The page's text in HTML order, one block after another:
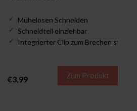
Mühelosen Schneiden
Schneidteil einziehbar
Integrierter Clip zum Brechen
€3,99 Zum Produkt